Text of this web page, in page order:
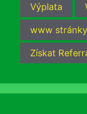
Výplata
www stránky
Získat